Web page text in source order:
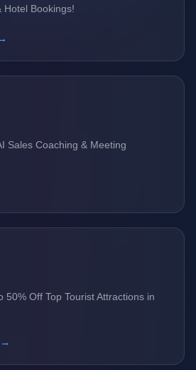
Hotel Bookings!
Sales Coaching & Meeting
50% Off Top Tourist Attractions in
→